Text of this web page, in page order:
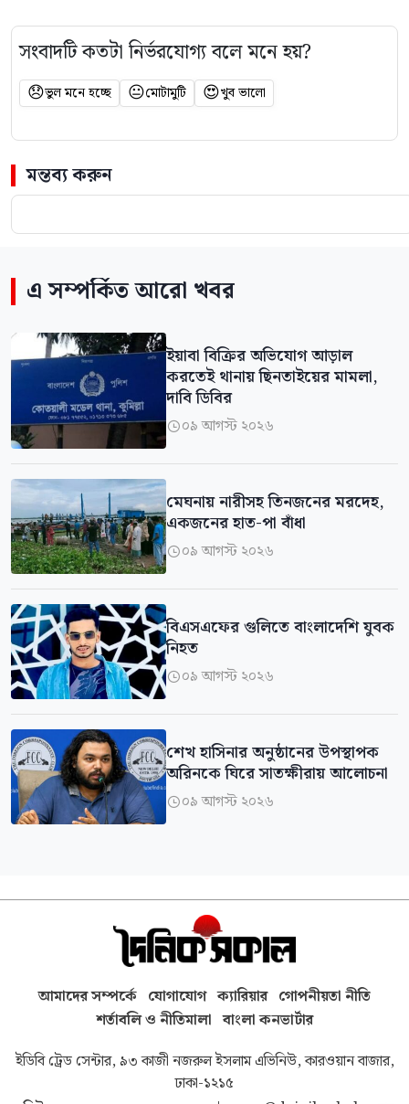
সংবাদটি কতটা নির্ভরযোগ্য বলে মনে হয়?
😞ভুল মনে হচ্ছে 😐মোটামুটি 😍খুব ভালো
মন্তব্য করুন
এ সম্পর্কিত আরো খবর
ইয়াবা বিক্রির অভিযোগ আড়াল
করতেই থানায় ছিনতাইয়ের মামলা,
দাবি ডিবির
০৯ আগস্ট ২০২৬
মেঘনায় নারীসহ তিনজনের মরদেহ,
একজনের হাত-পা বাঁধা
০৯ আগস্ট ২০২৬
বিএসএফের গুলিতে বাংলাদেশি যুবক
নিহত
০৯ আগস্ট ২০২৬
শেখ হাসিনার অনুষ্ঠানের উপস্থাপক
অরিনকে ঘিরে সাতক্ষীরায় আলোচনা
০৯ আগস্ট ২০২৬
আমাদের সম্পর্কে যোগাযোগ ক্যারিয়ার গোপনীয়তা নীতি
শর্তাবলি ও নীতিমালা বাংলা কনভার্টার
ইডিবি ট্রেড সেন্টার, ৯৩ কাজী নজরুল ইসলাম এভিনিউ, কারওয়ান বাজার,
ঢাকা-১২১৫